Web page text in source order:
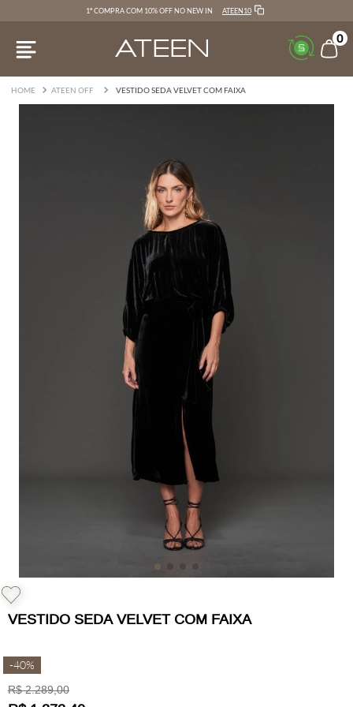
1ª COMPRA COM 10% OFF NO NEW IN ATEEN10
0
ATEEN OFF VESTIDO SEDA VELVET COM FAIXA
VESTIDO SEDA VELVET COM FAIXA
-40%
R$ 2.289,00